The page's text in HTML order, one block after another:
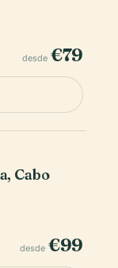
desde €79
Cabo
desde €99